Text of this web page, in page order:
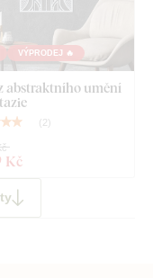
VÝPRODEJ 🔥
abstraktního umění
( 2)
Kč